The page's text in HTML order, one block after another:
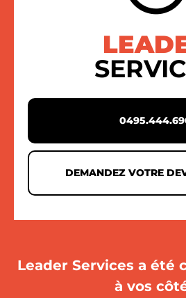
DEMANDEZ VOTRE
Leader Services a été
à vos